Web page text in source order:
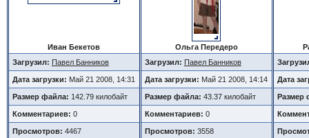
Иван Бекетов
Загрузил: Павел Банников
Дата загрузки: Май 21 2008, 14:31
Размер файла: 142.79 килобайт
Комментариев: 0
Просмотров: 4467
Ольга Передеро
Загрузил: Павел Банников
Дата загрузки: Май 21 2008, 14:14
Размер файла: 43.37 килобайт
Комментариев: 0
Просмотров: 3558
Дата
Размер